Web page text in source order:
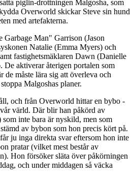
piglin-drottningen Malgosha, som
Overworld skickar Steve sin hund
med artefakterna.
Garbage Man" Garrison (Jason
Natalie (Emma Myers) och
fastighetsmäklaren Dawn (Danielle
De aktiverar återigen portalen som
måste lära sig att överleva och
Malgoshas planer.
och från Overworld hittar en bybo -
värld. Där blir han påkörd av
inte bara är nyskild, men som
av bybon som hon precis kört på.
ju inga direkta svar eftersom hon inte
pratar (vilket mest består av
Hon försöker släta över påkörningen
och under middagen så väcka